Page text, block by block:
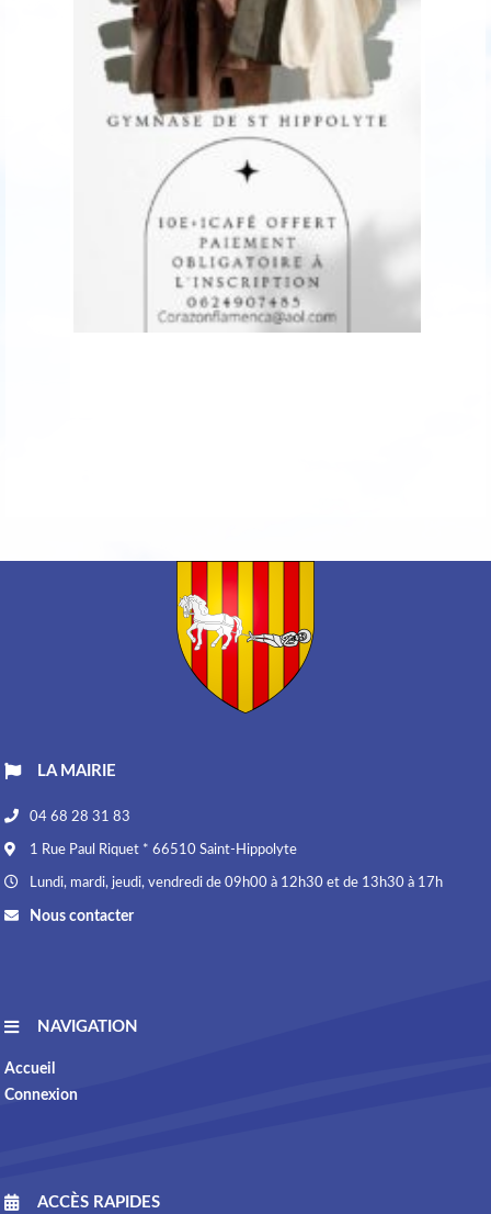
LA MAIRIE
04 68 28 31 83
1 Rue Paul Riquet * 66510 Saint-Hippolyte
Lundi, mardi, jeudi, vendredi de 09h00 à 12h30 et de 13h30 à 17h
Nous contacter
NAVIGATION
Accueil
Connexion
ACCÈS RAPIDES